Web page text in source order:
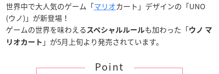
世界中で大人気のゲーム「マリオカート」デザインの「UNO
(ウノ)」が新登場！
ゲームの世界を味わえる スペシャルルールも加わった「ウノ マ
リオカート 」が5月上旬より発売されています。
Point